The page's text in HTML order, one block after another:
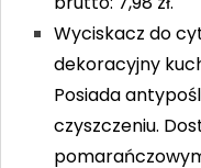
Wyciskacz do
dekoracyjny
Posiada
czyszczeniu.